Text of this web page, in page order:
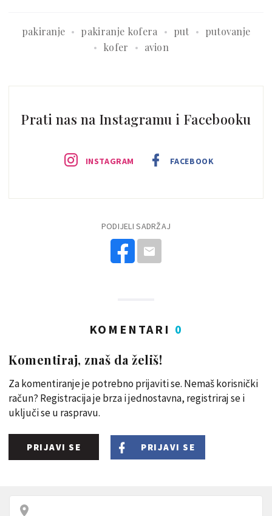
pakiranje pakiranje kofera put
putovanje
kofer
avion
Prati nas na Instagramu i Facebooku
INSTAGRAM FACEBOOK
PODIJELI SADRŽAJ
KOMENTARI 0
Komentiraj, znaš da želiš!
Za komentiranje je potrebno prijaviti se. Nemaš korisnički
račun? Registracija je brza i jednostavna, registriraj se i
uključi se u raspravu.
PRIJAVI SE PRIJAVI SE